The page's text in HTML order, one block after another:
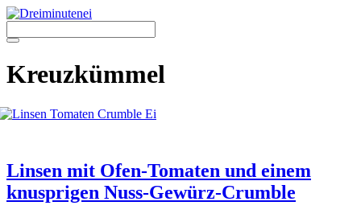
Zum
springen
Menü
Kreuzkümmel
Linsen mit Ofen-Tomaten und einem
knusprigen Nuss-Gewürz-Crumble